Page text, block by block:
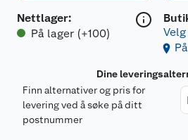
Nettlager:
På lager (+100)
Dine
Finn alternativer og pris for
levering ved å søke på ditt
postnummer